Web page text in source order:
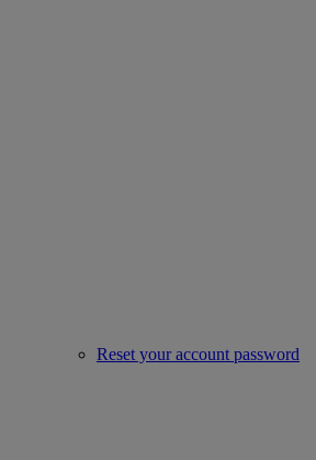
Reset your account password